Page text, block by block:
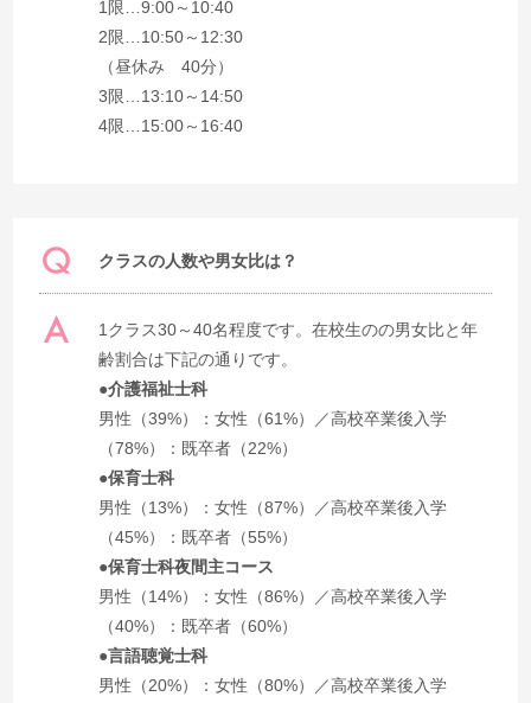
1限…9:00～10:40
2限…10:50～12:30
（昼休み 40分）
3限…13:10～14:50
4限…15:00～16:40
クラスの人数や男女比は？
1クラス30～40名程度です。在校生のの男女比と年
齢割合は下記の通りです。
●介護福祉士科
男性（39%）：女性（61%）／高校卒業後入学
（78%）：既卒者（22%）
●保育士科
男性（13%）：女性（87%）／高校卒業後入学
（45%）：既卒者（55%）
●保育士科夜間主コース
男性（14%）：女性（86%）／高校卒業後入学
（40%）：既卒者（60%）
●言語聴覚士科
男性（20%）：女性（80%）／高校卒業後入学